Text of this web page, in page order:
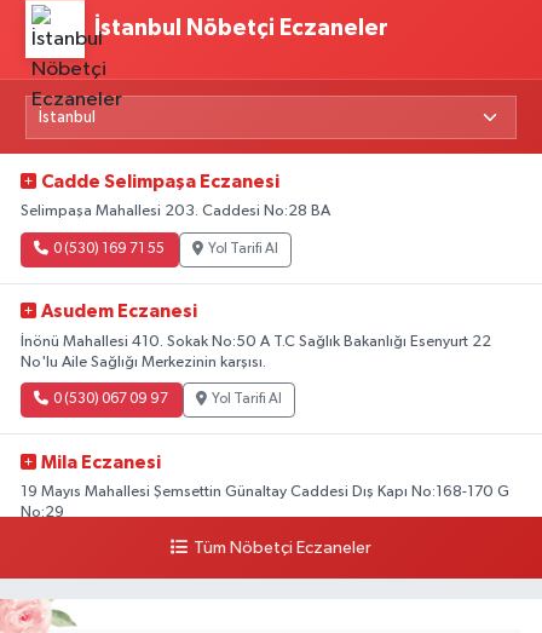
İstanbul Nöbetçi Eczaneler
Cadde Selimpaşa Eczanesi
Selimpaşa Mahallesi 203. Caddesi No:28 BA
0 (530) 169 71 55 Yol Tarifi Al
Asudem Eczanesi
İnönü Mahallesi 410. Sokak No:50 A T.C Sağlık Bakanlığı Esenyurt 22
No'lu Aile Sağlığı Merkezinin karşısı.
0 (530) 067 09 97 Yol Tarifi Al
Mila Eczanesi
19 Mayıs Mahallesi Şemsettin Günaltay Caddesi Dış Kapı No:168-170 G
No:29
Yol Tarifi Al
Kasımpaşa Eczanesi
Tüm Nöbetçi Eczaneler